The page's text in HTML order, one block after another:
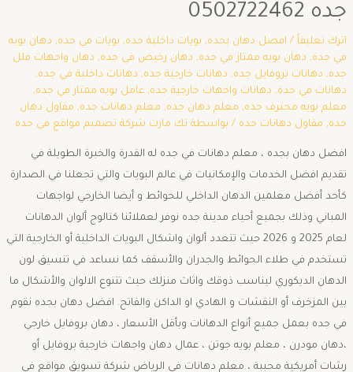
جده 0502722462
اترك تعليقاً / افضل دهان بجده, بويات داخلية جده, بويات في جده, دهان بويه
في جدة, دهان بويه ممتاز في جده, دهان رخيص في جده, دهان واجهات فلل
جده, دهانات بروفايل جده, دهانات خارجية جده, دهانات داخلية في جده,
دهانات في جدة, دهانات واجهات خارجية جده, عامل بويه ممتاز في جده,
معلم بويه محترف جده, معلم دهان جده, معلم دهانات جده, مقاول دهان
جده, مقاول دهانات جده / بواسطة تك مارت شركة تصميم مواقع في جده
افضل دهان بجده ، معلم دهانات في جده له القدرة والخبرة الطويلة في
تقديم افضل الخدمات والإمكانيات في عالم البويات والتي تجعلنا في الصدارة
كأحد أفضل معلمين الدهان الداخلي للحوائط و أيضا الخارجي لواجهات
المباني وذلك بجميع أحياء مدينة جده نوفر لعملائنا كتالوج ألوان الدهانات
لعام 2025 و 2026 حيث تتعدد ألوان واشكال البويات الداخلية أو الخارجية التي
تستخدم في طلاء الحوائط والجدران والأسقف كما نساعد في تنسيق لون
الدهان الديكوري ليناسب ذوقك واثاث منزلك حيث تتنوع الالوان والأشكال ما
بين المزخرف أو النقشات و الهادي او الداكن والفاتح. افضل دهان بجده نقوم
في جده بعمل جميع أنواع الدهانات وبأقل الأسعار ، دهان بروفايل خارجي
،دهان مودرن ، معلم بويه جوتن ، عمال دهان واجهات خارجية بروفايل أو
رشات أمريكية محببة ، معلم دهانات في الرياض شركة تسويق مواقع في